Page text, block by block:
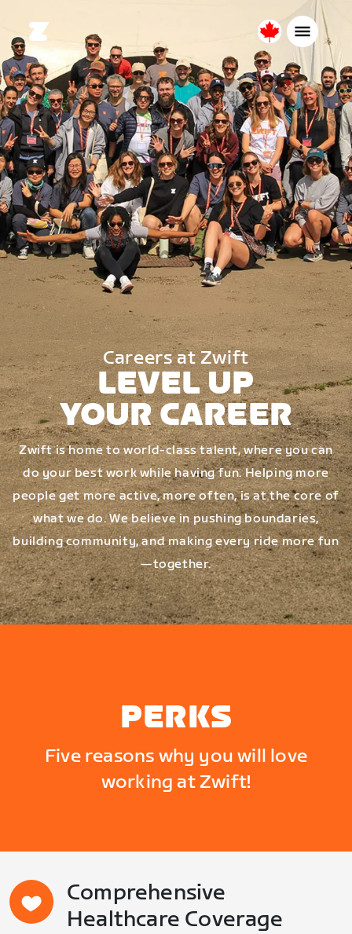
Canada
Français
Careers at Zwift
LEVEL UP
YOUR CAREER
Zwift is home to world-class talent, where you can
do your best work while having fun. Helping more
people get more active, more often, is at the core of
what we do. We believe in pushing boundaries,
building community, and making every ride more fun
—together.
PERKS
Five reasons why you will love
working at Zwift!
Comprehensive
Healthcare Coverage